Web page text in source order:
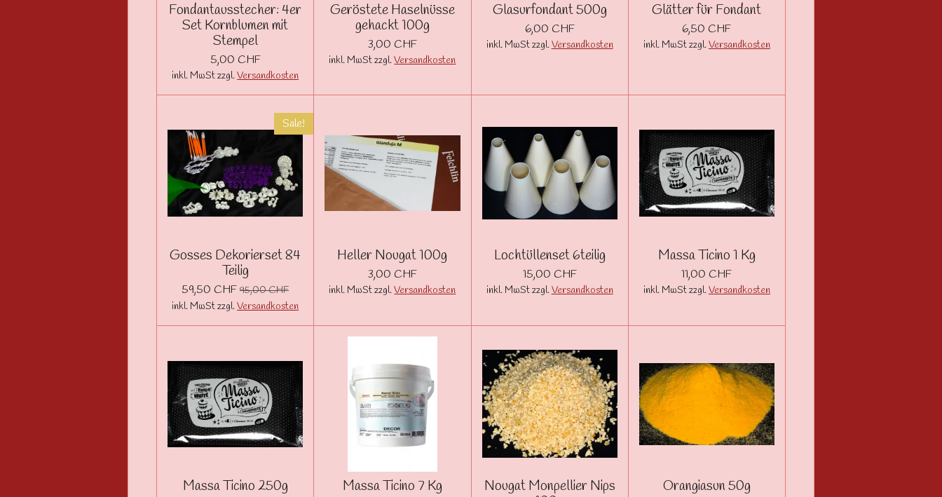
Fondantausstecher: 4er
Set Kornblumen mit
Stempel
5,00 CHF
inkl. MwSt zzgl.Versandkosten
Geröstete Haselnüsse
gehackt 100g
3,00 CHF
inkl. MwSt zzgl.Versandkosten
Glasurfondant 500g
6,00 CHF
inkl. MwSt zzgl.Versandkosten
Glätter für Fondant
6,50 CHF
inkl. MwSt zzgl.Versandkosten
Sale!
Gosses Dekorierset 84
Teilig
59,50 CHF 95,00 CHF
inkl. MwSt zzgl.Versandkosten
Heller Nougat 100g
3,00 CHF
inkl. MwSt zzgl.Versandkosten
Lochtüllenset 6teilig
15,00 CHF
inkl. MwSt zzgl.Versandkosten
Massa Ticino 1 Kg
11,00 CHF
inkl. MwSt zzgl.Versandkosten
Massa Ticino 250g Massa Ticino 7 Kg
Nougat Monpellier Nips
Orangiasun 50g